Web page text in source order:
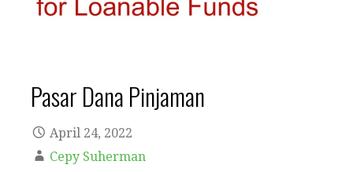
Pasar Dana Pinjaman
April 24, 2022
Cepy Suherman